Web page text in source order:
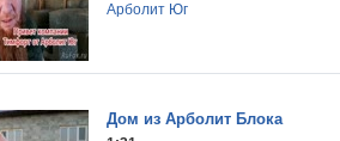
Арболит Юг
Дом из Арболит Блока